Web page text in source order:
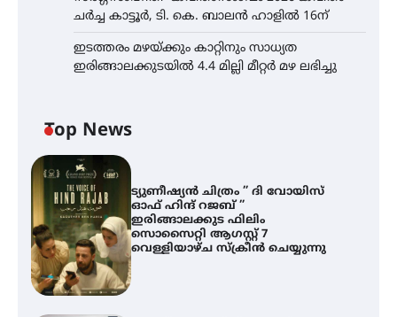
ചർച്ച കാട്ടൂർ, ടി. കെ. ബാലൻ ഹാളിൽ 16ന്
ഇടത്തരം മഴയ്ക്കും കാറ്റിനും സാധ്യത
ഇരിങ്ങാലക്കുടയിൽ 4.4 മില്ലി മീറ്റർ മഴ ലഭിച്ചു
Top News
ട്യുണീഷ്യൻ ചിത്രം ” ദി വോയിസ്
ഓഫ് ഹിന്ദ് റജബ് ”
ഇരിങ്ങാലക്കുട ഫിലിം
സൊസൈറ്റി ആഗസ്റ്റ് 7
വെള്ളിയാഴ്ച സ്‌ക്രീൻ ചെയ്യുന്നു